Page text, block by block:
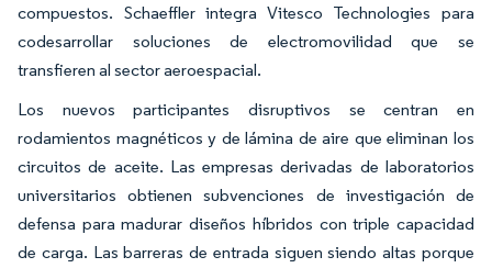
compuestos. Schaeffler integra Vitesco Technologies para
codesarrollar soluciones de electromovilidad que se
transfieren al sector aeroespacial.
Los nuevos participantes disruptivos se centran en
rodamientos magnéticos y de lámina de aire que eliminan los
circuitos de aceite. Las empresas derivadas de laboratorios
universitarios obtienen subvenciones de investigación de
defensa para madurar diseños híbridos con triple capacidad
de carga. Las barreras de entrada siguen siendo altas porque